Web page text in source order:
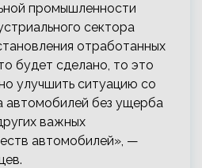
промышленности
сектора
отработанных
будет сделано, то это
улучшить ситуацию со
автомобилей без ущерба
важных
автомобилей», —